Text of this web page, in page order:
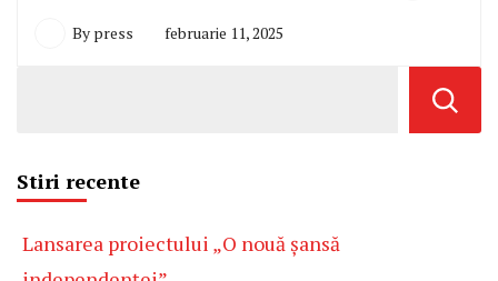
By press februarie 11, 2025
Stiri recente
Lansarea proiectului „O nouă șansă